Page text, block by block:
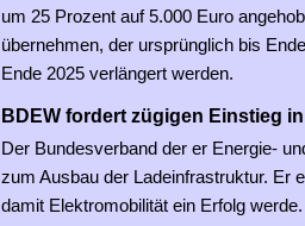
um 25 Prozent auf 5.000 Euro
übernehmen, der ursprünglich bis
Ende 2025 verlängert werden.
BDEW fordert zügigen Einstieg
Der Bundesverband der er Energie-
zum Ausbau der Ladeinfrastruktur. Er
damit Elektromobilität ein Erfolg